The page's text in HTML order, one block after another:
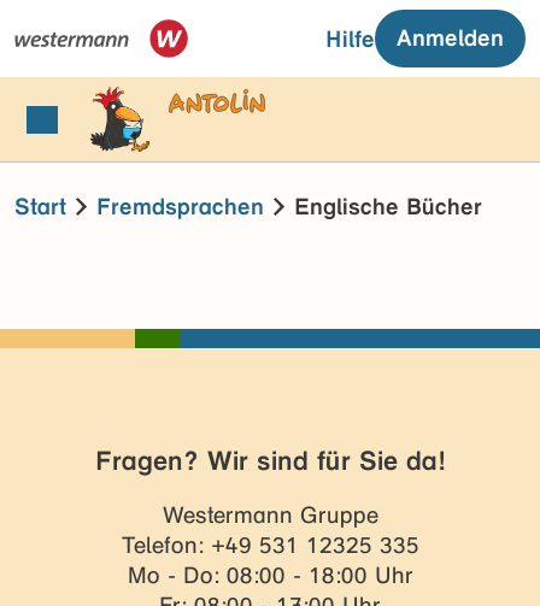
Hilfe Anmelden
Start Fremdsprachen Englische Bücher
Fragen? Wir sind für Sie da!
Westermann Gruppe
Telefon: +49 531 12325 335
Mo - Do: 08:00 - 18:00 Uhr